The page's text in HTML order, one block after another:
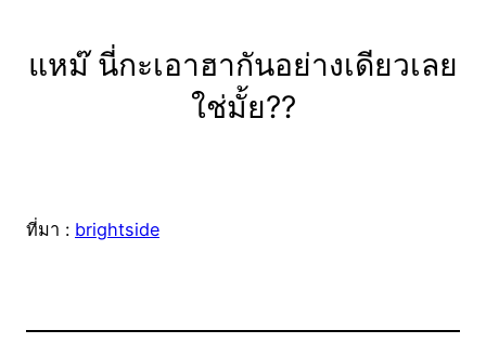
แหม๊ นี่กะเอาฮากันอย่างเดียวเลย
ใช่มั้ย??
ที่มา : brightside